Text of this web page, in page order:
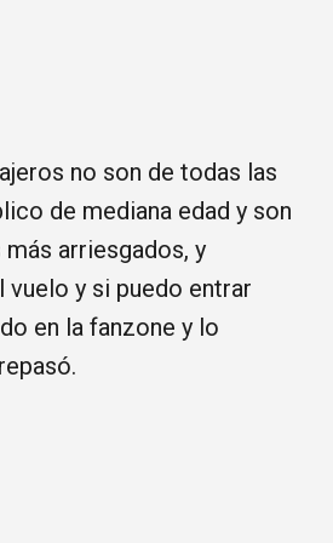
no son de todas las
de mediana edad y son
arriesgados, y
vuelo y si puedo entrar
en la fanzone y lo